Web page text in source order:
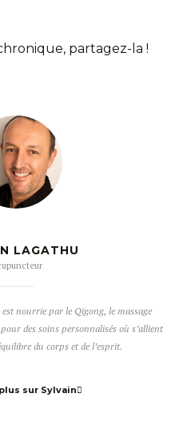
partagez-la !
LAGATHU
nourrie par le Qigong, le massage
des soins personnalisés où s’allient
du corps et de l’esprit.
sur Sylvain